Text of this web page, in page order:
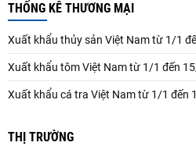
THỐNG KÊ THƯƠNG MẠI
Xuất khẩu thủy sản Việt Nam từ 1/1
Xuất khẩu tôm Việt Nam từ 1/1 đến
Xuất khẩu cá tra Việt Nam từ 1/1 đến
THỊ TRƯỜNG